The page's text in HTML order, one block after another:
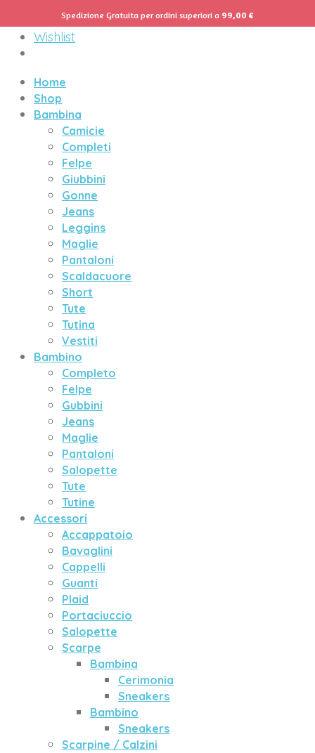
Menu
Wishlist
Home
Shop
Bambina
Camicie
Completi
Felpe
Giubbini
Gonne
Jeans
Leggins
Maglie
Pantaloni
Scaldacuore
Short
Tute
Tutina
Vestiti
Bambino
Completo
Felpe
Gubbini
Jeans
Maglie
Pantaloni
Salopette
Tute
Tutine
Accessori
Accappatoio
Bavaglini
Cappelli
Guanti
Plaid
Portaciuccio
Salopette
Scarpe
Bambina
Cerimonia
Sneakers
Bambino
Sneakers
Scarpine / Calzini
Spedizione Gratuita per ordini superiori a 99,00 €